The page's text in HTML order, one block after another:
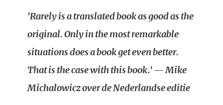
'Rarely is a translated book as good as the
original. Only in the most remarkable
situations does a book get even better.
That is the case with this book.' — Mike
Michalowicz over de Nederlandse editie